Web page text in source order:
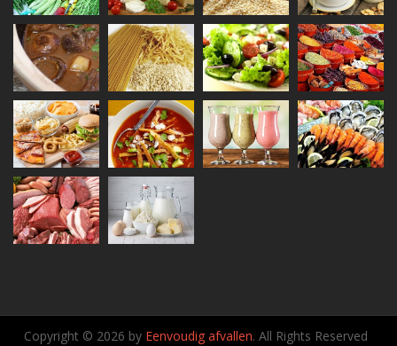
Copyright © 2026 by Eenvoudig afvallen. All Rights Reserved